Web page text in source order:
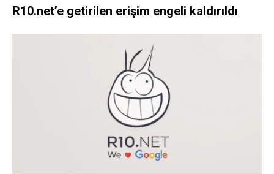
R10.net’e getirilen erişim engeli kaldırıldı